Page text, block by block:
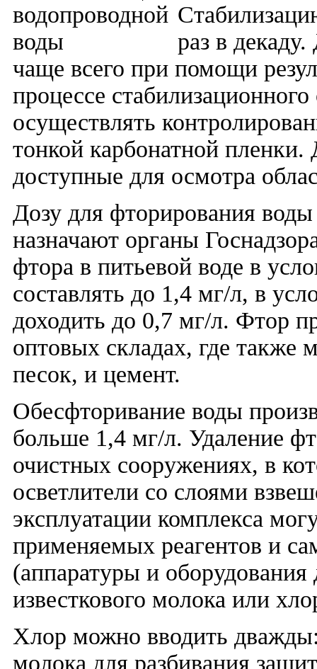
раз в
чаще всего при помощи
процессе
осуществлять
тонкой карбонатной
доступные для осмотра
Дозу для фторирования
назначают органы
фтора в питьевой воде в
составлять до 1,4 мг/л, в
доходить до 0,7 мг/л. Фтор
оптовых складах, где также
песок, и цемент.
Обесфторивание воды
больше 1,4 мг/л. Удаление
очистных сооружениях, в
осветлители со слоями
эксплуатации комплекса
применяемых реагентов и
(аппаратуры и
известкового молока или
Хлор можно вводить дважды:
молока для разбивания